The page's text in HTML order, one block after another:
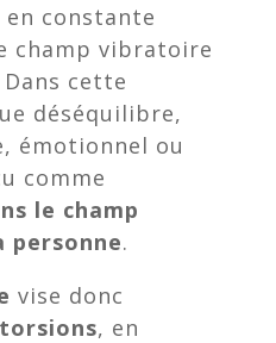
en constante
champ vibratoire
cette
déséquilibre,
émotionnel ou
comme
le champ
personne.
vise donc
, en